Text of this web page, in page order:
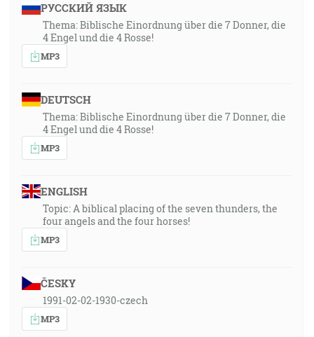
РУССКИЙ ЯЗЫК
Thema: Biblische Einordnung über die 7 Donner, die
4 Engel und die 4 Rosse!
MP3
DEUTSCH
Thema: Biblische Einordnung über die 7 Donner, die
4 Engel und die 4 Rosse!
MP3
ENGLISH
Topic: A biblical placing of the seven thunders, the
four angels and the four horses!
MP3
ČESKY
1991-02-02-1930-czech
MP3